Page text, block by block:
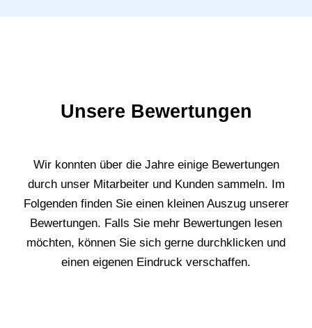
Unsere Bewertungen
Wir konnten über die Jahre einige Bewertungen
durch unser Mitarbeiter und Kunden sammeln. Im
Folgenden finden Sie einen kleinen Auszug unserer
Bewertungen. Falls Sie mehr Bewertungen lesen
möchten, können Sie sich gerne durchklicken und
einen eigenen Eindruck verschaffen.